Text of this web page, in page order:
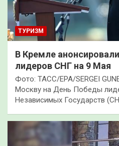
ТУРИЗМ
В Кремле
лидеров СНГ на 9 Мая
Фото: ТАСС/EPA/SERGEI
Москву на День Победы
Независимых Государств